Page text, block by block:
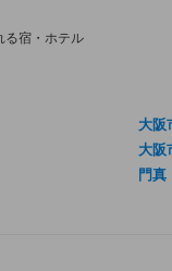
る宿・ホテル
大阪
大阪
門真